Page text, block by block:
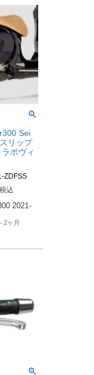
Sei
リップ
ポヴィ
ZDFSS
税込
2021-
2ヶ月